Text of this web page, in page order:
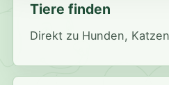
Tiere finden
Direkt zu Hunden,